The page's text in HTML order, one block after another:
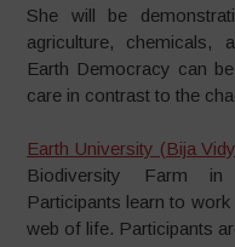
She will be
agriculture, chemicals,
Earth Democracy can
care in contrast to the
Earth University (Bija
Biodiversity Farm in
Participants learn to
web of life. Participants